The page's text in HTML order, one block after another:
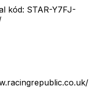
kód: STAR-Y7FJ-